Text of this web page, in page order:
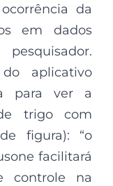
da
em dados
aplicativo
para ver a
trigo com
figura): “o
facilitará
controle na